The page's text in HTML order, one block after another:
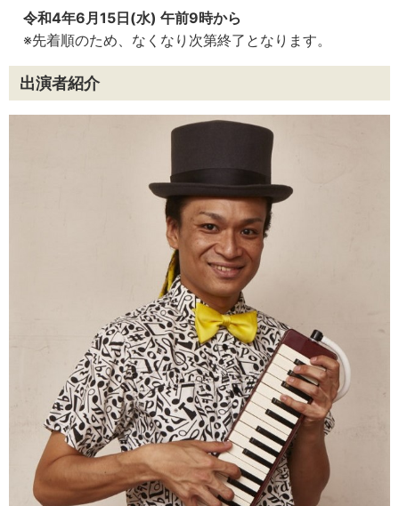
令和4年6月15日(水) 午前9時から
※先着順のため、なくなり次第終了となります。
出演者紹介